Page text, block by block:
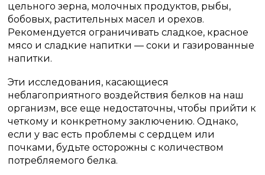
цельного зерна, молочных продуктов, рыбы,
бобовых, растительных масел и орехов.
Рекомендуется ограничивать сладкое, красное
мясо и сладкие напитки — соки и газированные
напитки.
Эти исследования, касающиеся
неблагоприятного воздействия белков на наш
организм, все еще недостаточны, чтобы прийти к
четкому и конкретному заключению. Однако,
если у вас есть проблемы с сердцем или
почками, будьте осторожны с количеством
потребляемого белка.